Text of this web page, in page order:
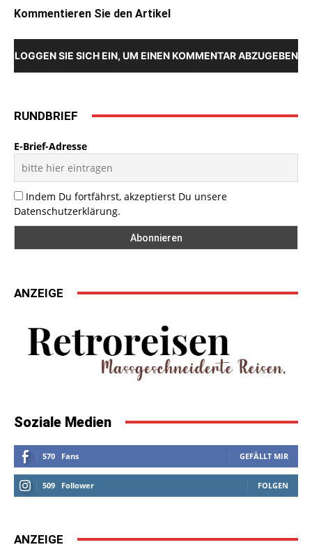
Kommentieren Sie den Artikel
LOGGEN SIE SICH EIN, UM EINEN KOMMENTAR ABZUGEBEN
RUNDBRIEF
E-Brief-Adresse
Indem Du fortfährst, akzeptierst Du unsere
Datenschutzerklärung.
ANZEIGE
Soziale Medien
570 Fans GEFÄLLT MIR
509 Follower FOLGEN
ANZEIGE